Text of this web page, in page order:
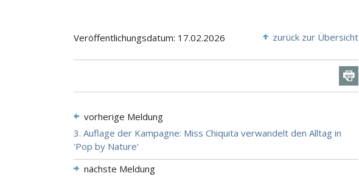
Veröffentlichungsdatum: 17.02.2026 zurück zur Übersicht
vorherige Meldung
3. Auflage der Kampagne: Miss Chiquita verwandelt den Alltag in
'Pop by Nature'
nächste Meldung